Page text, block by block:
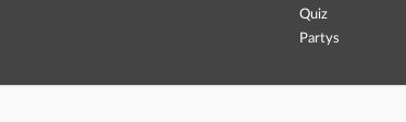
Quiz
Partys